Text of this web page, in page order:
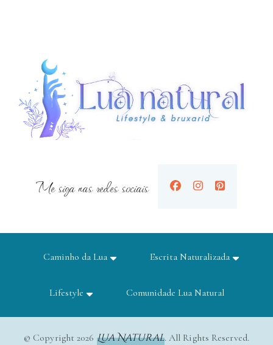
Me siga nas redes sociais
Caminho da Lua Escrita Naturalizada
Lifestyle Comunidade Lua Natural
© Copyright 2026 Lua Natural. All Rights Reserved.